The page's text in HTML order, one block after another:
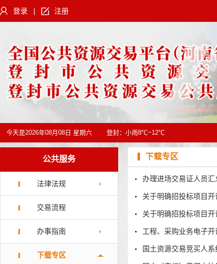
登录 | 注册
今天是2026年08月08日 星期六 登封： 小雨8℃~12℃
公共服务
法律法规
交易流程
办事指南
下载专区
下载专区
办理进场交易证人员汇
关于明确招投标项目
关于明确招投标项目
工程、采购业务电子
国土资源交易竞买人